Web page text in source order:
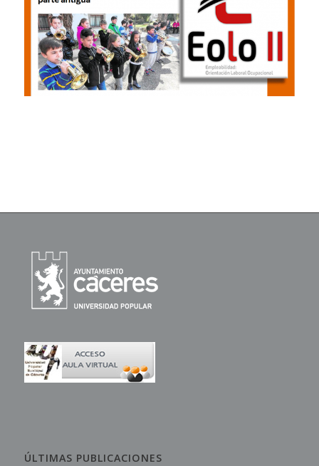
ÚLTIMAS PUBLICACIONES